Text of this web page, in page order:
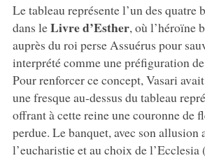
Le tableau représente l’un des quatre
dans leLivre d’Esther, où l’héroïne
auprès du roi perse Assuérus pour
interprété comme une préfiguration
Pour renforcer ce concept, Vasari
une fresque au-dessus du tableau
offrant à cette reine une couronne de
perdue. Le banquet, avec son allusion
l’eucharistie et au choix de l’Ecclesia